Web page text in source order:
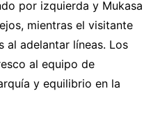
por izquierda y Mukasa
mientras el visitante
al adelantar líneas. Los
al equipo de
y equilibrio en la